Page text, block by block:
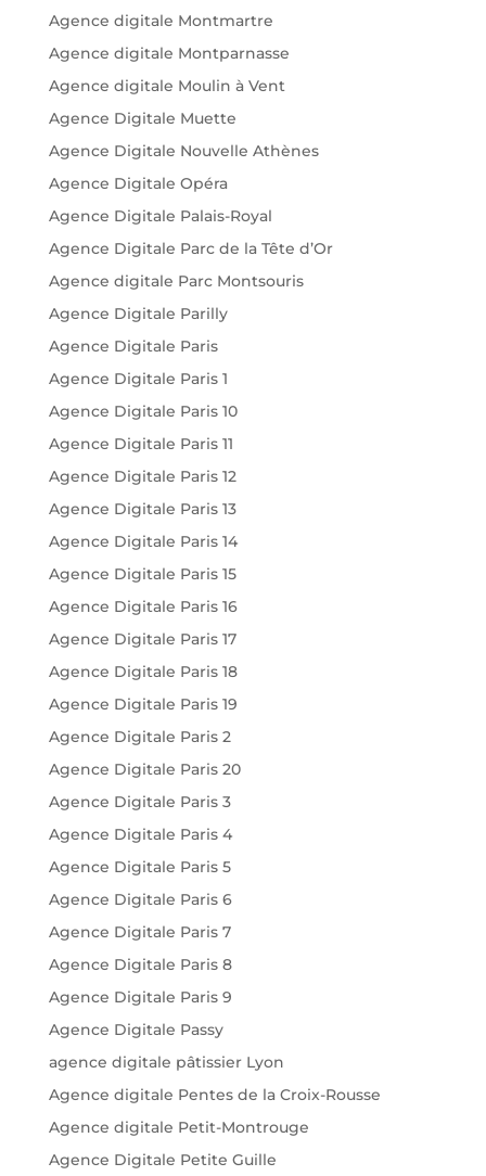
Agence digitale Montmartre
Agence digitale Montparnasse
Agence digitale Moulin à Vent
Agence Digitale Muette
Agence Digitale Nouvelle Athènes
Agence Digitale Opéra
Agence Digitale Palais-Royal
Agence Digitale Parc de la Tête d’Or
Agence digitale Parc Montsouris
Agence Digitale Parilly
Agence Digitale Paris
Agence Digitale Paris 1
Agence Digitale Paris 10
Agence Digitale Paris 11
Agence Digitale Paris 12
Agence Digitale Paris 13
Agence Digitale Paris 14
Agence Digitale Paris 15
Agence Digitale Paris 16
Agence Digitale Paris 17
Agence Digitale Paris 18
Agence Digitale Paris 19
Agence Digitale Paris 2
Agence Digitale Paris 20
Agence Digitale Paris 3
Agence Digitale Paris 4
Agence Digitale Paris 5
Agence Digitale Paris 6
Agence Digitale Paris 7
Agence Digitale Paris 8
Agence Digitale Paris 9
Agence Digitale Passy
agence digitale pâtissier Lyon
Agence digitale Pentes de la Croix-Rousse
Agence digitale Petit-Montrouge
Agence Digitale Petite Guille